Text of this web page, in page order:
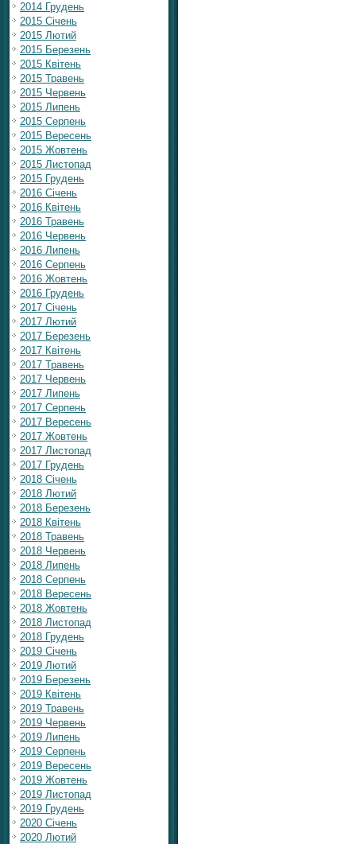
2014 Грудень
2015 Січень
2015 Лютий
2015 Березень
2015 Квітень
2015 Травень
2015 Червень
2015 Липень
2015 Серпень
2015 Вересень
2015 Жовтень
2015 Листопад
2015 Грудень
2016 Січень
2016 Квітень
2016 Травень
2016 Червень
2016 Липень
2016 Серпень
2016 Жовтень
2016 Грудень
2017 Січень
2017 Лютий
2017 Березень
2017 Квітень
2017 Травень
2017 Червень
2017 Липень
2017 Серпень
2017 Вересень
2017 Жовтень
2017 Листопад
2017 Грудень
2018 Січень
2018 Лютий
2018 Березень
2018 Квітень
2018 Травень
2018 Червень
2018 Липень
2018 Серпень
2018 Вересень
2018 Жовтень
2018 Листопад
2018 Грудень
2019 Січень
2019 Лютий
2019 Березень
2019 Квітень
2019 Травень
2019 Червень
2019 Липень
2019 Серпень
2019 Вересень
2019 Жовтень
2019 Листопад
2019 Грудень
2020 Січень
2020 Лютий